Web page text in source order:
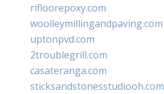
rifloorepoxy.com
woolleymillingandpaving.com
uptonpvd.com
2troublegrill.com
casateranga.com
sticksandstonesstudiooh.com